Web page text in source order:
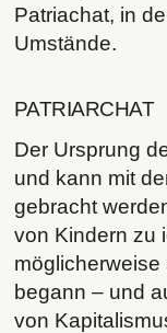
Patriachat, in
Umstände.
PATRIARCHAT
Der Ursprung
und kann mit
gebracht
von Kindern zu
möglicherweise
begann – und
von